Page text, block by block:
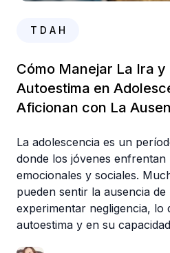
T D A H
Cómo Manejar La Ira
Autoestima en
Aficionan con La
La adolescencia es un
donde los jóvenes
emocionales y sociales.
pueden sentir la ausencia
experimentar negligencia, lo
autoestima y en su